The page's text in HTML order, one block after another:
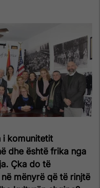
i komunitetit
dhe është frika nga
Çka do të
mënyrë që të rinjtë